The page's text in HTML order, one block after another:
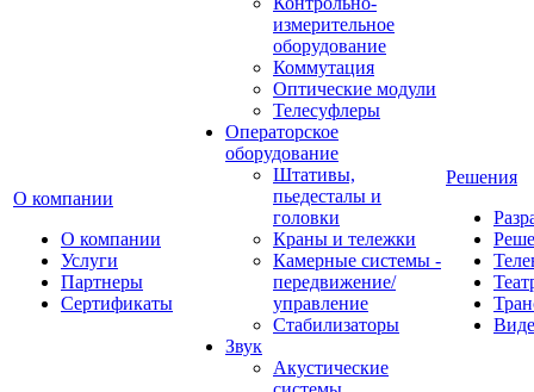
О компании
О компании
Услуги
Партнеры
Сертификаты
измерительное
оборудование
Коммутация
Оптические модули
Телесуфлеры
Операторское
оборудование
Штативы,
пьедесталы и
головки
Краны и тележки
Камерные системы -
передвижение/
управление
Стабилизаторы
Звук
Акустические
Решения